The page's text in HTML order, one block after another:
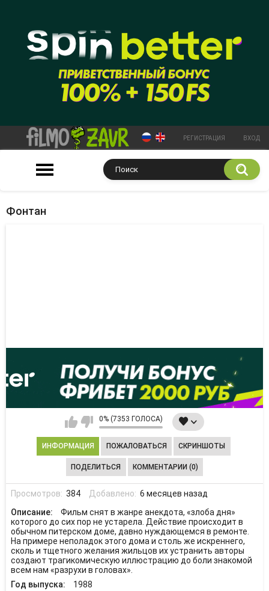
РЕГИСТРАЦИЯ ВХОД
Фонтан
0% (7353 ГОЛОСА)
ИНФОРМАЦИЯ ПОЖАЛОВАТЬСЯ СКРИНШОТЫ
ПОДЕЛИТЬСЯ КОММЕНТАРИИ (0)
Просмотров: 384 Добавлено: 6 месяцев назад
Описание:
Фильм снят в жанре анекдота, «злоба дня»
которого до сих пор не устарела. Действие происходит в
обычном питерском доме, давно нуждающемся в ремонте.
На примере неполадок этого дома и столь же искреннего,
сколь и тщетного желания жильцов их устранить авторы
создают трагикомическую иллюстрацию до боли знакомой
всем нам «разрухи в головах».
Год выпуска:
1988